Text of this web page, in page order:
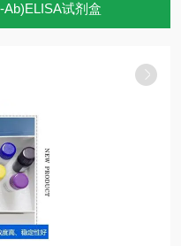
Ab)ELISA试剂盒